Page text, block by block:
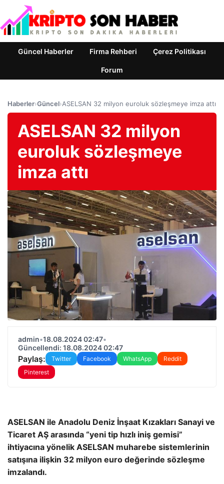
Güncel Haberler Firma Rehberi Çerez Politikası
Forum
Haberler›Güncel›ASELSAN 32 milyon euroluk sözleşmeye imza attı
ASELSAN 32 milyon
euroluk sözleşmeye
imza attı
admin•18.08.2024 02:47•
Güncellendi: 18.08.2024 02:47
Paylaş: Twitter Facebook WhatsApp
Reddit
Pinterest
ASELSAN ile Anadolu Deniz İnşaat Kızakları Sanayi ve
Ticaret AŞ arasında “yeni tip hızlı iniş gemisi”
ihtiyacına yönelik ASELSAN muharebe sistemlerinin
satışına ilişkin 32 milyon euro değerinde sözleşme
imzalandı.